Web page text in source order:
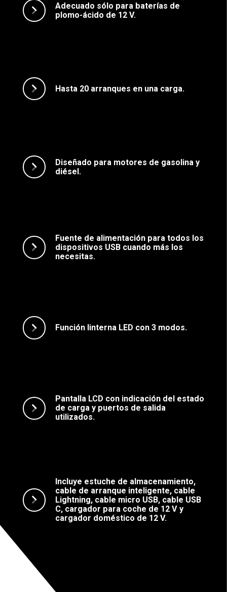
Adecuado sólo para baterías de
plomo-ácido de 12 V.
Hasta 20 arranques en una carga.
Diseñado para motores de gasolina y
diésel.
Fuente de alimentación para todos los
dispositivos USB cuando más los
necesitas.
Función linterna LED con 3 modos.
Pantalla LCD con indicación del estado
de carga y puertos de salida
utilizados.
Incluye estuche de almacenamiento,
cable de arranque inteligente, cable
Lightning, cable micro USB, cable USB
C, cargador para coche de 12 V y
cargador doméstico de 12 V.